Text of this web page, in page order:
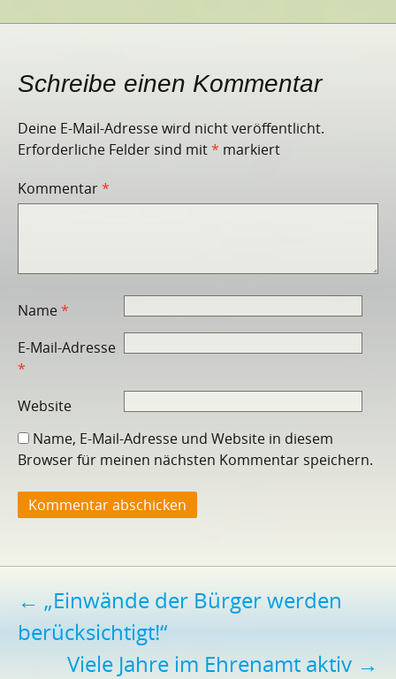
Schreibe einen Kommentar
Deine E-Mail-Adresse wird nicht veröffentlicht.
Erforderliche Felder sind mit* markiert
Kommentar*
Name*
E-Mail-Adresse
*
Website
Name, E-Mail-Adresse und Website in diesem
Browser für meinen nächsten Kommentar speichern.
Beitragsnavigation
← „Einwände der Bürger werden
berücksichtigt!“
Viele Jahre im Ehrenamt aktiv →